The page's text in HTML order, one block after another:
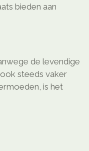
bieden aan
de levendige
steeds vaker
is het